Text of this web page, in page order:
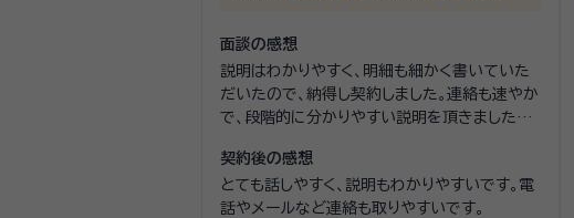
面談の感想
説明はわかりやすく、明細も細かく書いていた
だいたので、納得し契約しました。連絡も速やか
で、段階的に分かりやすい説明を頂きました。今
います。
契約後の感想
とても話しやすく、説明もわかりやすいです。電
話やメールなど連絡も取りやすいです。